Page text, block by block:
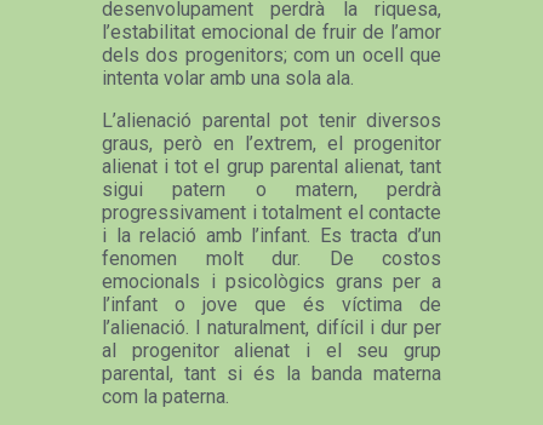
desenvolupament perdrà la riquesa,
l’estabilitat emocional de fruir de l’amor
dels dos progenitors; com un ocell que
intenta volar amb una sola ala.
L’alienació parental pot tenir diversos
graus, però en l’extrem, el progenitor
alienat i tot el grup parental alienat, tant
sigui patern o matern, perdrà
progressivament i totalment el contacte
i la relació amb l’infant. Es tracta d’un
fenomen molt dur. De costos
emocionals i psicològics grans per a
l’infant o jove que és víctima de
l’alienació. I naturalment, difícil i dur per
al progenitor alienat i el seu grup
parental, tant si és la banda materna
com la paterna.